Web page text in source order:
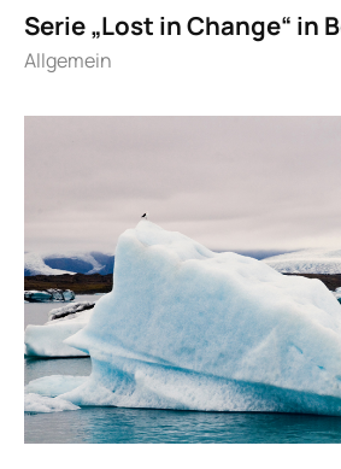
Serie „Lost in Change“ in
Allgemein